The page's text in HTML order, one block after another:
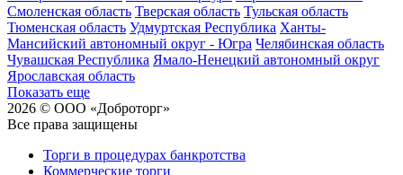
Смоленская область Тверская область Тульская область
Тюменская область Удмуртская Республика Ханты-
Мансийский автономный округ - Югра Челябинская область
Чувашская Республика Ямало-Ненецкий автономный округ
Ярославская область
Показать еще
2026 © ООО «Доброторг»
Все права защищены
Торги в процедурах банкротства
Коммерческие торги